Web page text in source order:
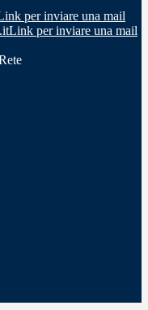
per inviare una mail
Link per inviare una mail